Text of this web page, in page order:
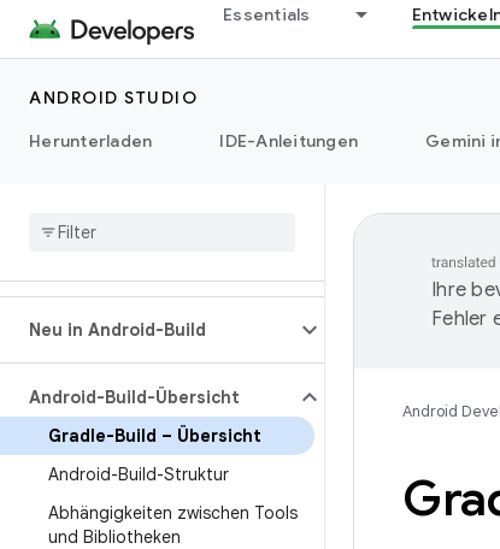
Essentials
ANDROID STUDIO
Herunterladen
IDE-Anleitungen Gemini
Neu in Android-Build
Android-Build-Übersicht
Gradle-Build – Übersicht
Android-Build-Struktur
Abhängigkeiten zwischen Tools
und Bibliotheken
Ihre
Fehler
Android